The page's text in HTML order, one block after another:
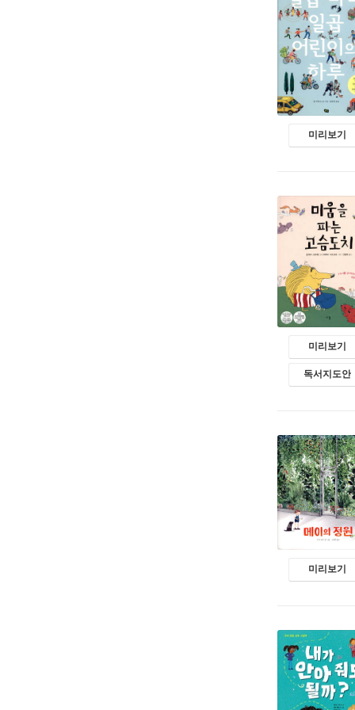
미리보기
미리보기
독서지도안
미리보기